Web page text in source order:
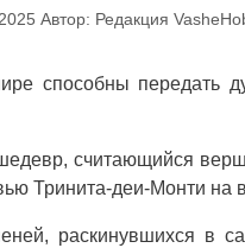
Автор: Редакция
способны передать
считающийся
Тринита-деи-Монти на
раскинувшихся в